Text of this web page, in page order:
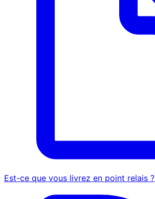
Est-ce que vous livrez en point relais ?